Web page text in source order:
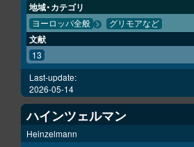
地域・カテゴリ
ヨーロッパ全般 グリモアなど
文献
13
Last-update:
2026-05-14
ハインツェルマン
Heinzelmann